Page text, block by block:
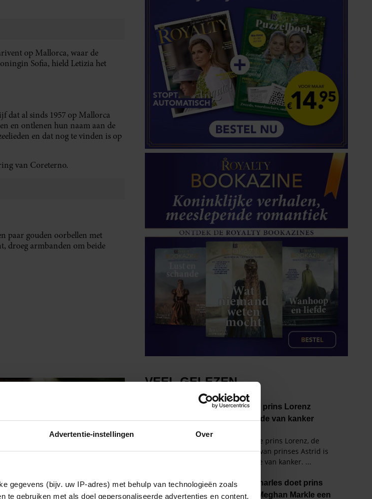
Advertentie-instellingen Over
gegevens (bijv. uw IP-adres) met behulp van technologieën zoals
te gebruiken met als doel gepersonaliseerde advertenties en content,
op Mallorca, waar de
Sofia, hield Letizia het
dat al sinds 1957 op Mallorca
en ontlenen hun naam aan de
en dat nog te vinden is op
van Coreterno.
paar gouden oorbellen met
droeg armbanden om beide